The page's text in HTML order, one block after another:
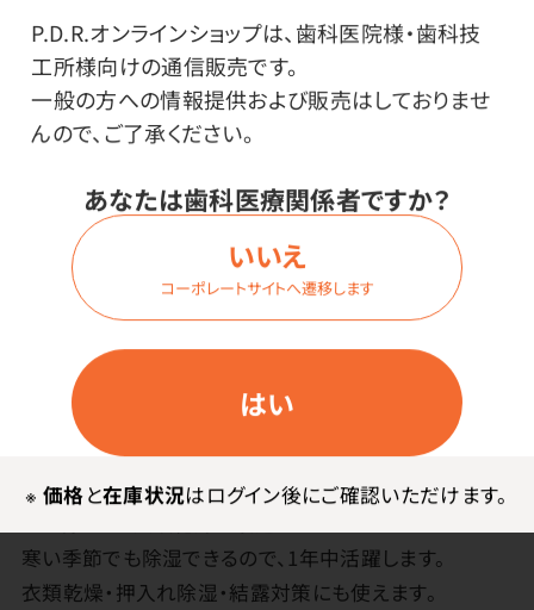
P.D.R.オンラインショップは、歯科医院様・歯科技
工所様向けの通信販売です。
一般の方への情報提供および販売はしておりませ
んので、ご了承ください。
あなたは歯科医療関係者ですか？
はい
いいえ
コーポレートサイトへ遷移します
※ 価格と在庫状況はログイン後にご確認いただけます。
特長
サーキュレーター+除湿機のWパワーでスピード乾燥！大
風量サーキュレーターで衣類をより早く乾かします。
蓋の端だけ開くので、蓋を全て開けずに楽に排水ができ
首振り角度は室内干しのシーンに合わせて50°・70°・90°
の3段階で調整出来ます。
ジメジメした場所も、サーキュレーターの乾燥風で狙っ
たところをパワフル除湿します。
年中使えるデシカント式なのでヒーターを使ったパワフ
寒い季節でも除湿できるので、1年中活躍します。
衣類乾燥・押入れ除湿・結露対策にも使えます。